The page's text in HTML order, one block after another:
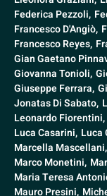
Federica Pezzoli,
Francesco D'Angiò,
Francesco Reyes,
Gian Gaetano
Giovanna Tonioli,
Giuseppe Ferrara,
Jonatas Di Sabato,
Leonardo Fiorentini,
Luca Casarini, Luca
Marcella Mascellani,
Marco Monetini,
Maria Teresa
Mauro Presini,